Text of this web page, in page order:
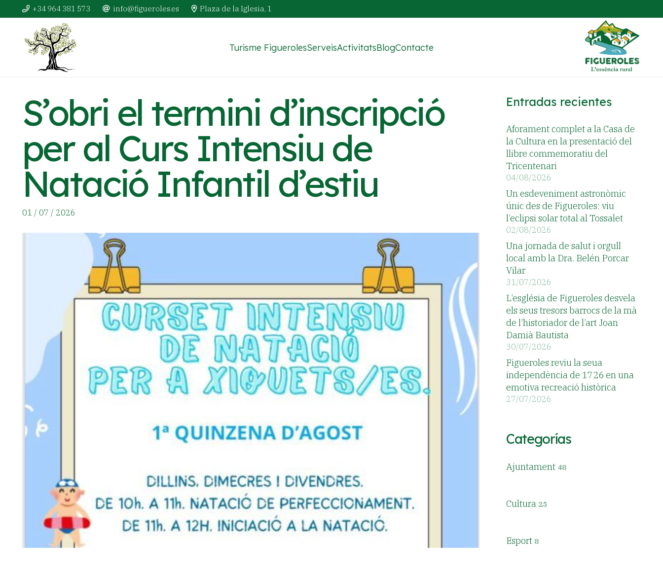
+34 964 381 573 info@figueroles.es Plaza de la Iglesia, 1
Turisme FiguerolesServeisActivitatsBlogContacte
S’obri el termini d’inscripció
per al Curs Intensiu de
Natació Infantil d’estiu
01 / 07 / 2026
Entradas recientes
Aforament complet a la Casa de
la Cultura en la presentació del
llibre commemoratiu del
Tricentenari
04/08/2026
Un esdeveniment astronòmic
únic des de Figueroles: viu
l’eclipsi solar total al Tossalet
02/08/2026
Una jornada de salut i orgull
local amb la Dra. Belén Porcar
Vilar
31/07/2026
L’església de Figueroles desvela
els seus tresors barrocs de la mà
de l’historiador de l’art Joan
Damià Bautista
30/07/2026
Figueroles reviu la seua
independència de 1726 en una
emotiva recreació històrica
27/07/2026
Categorías
Ajuntament 48
Cultura 25
Esport 8